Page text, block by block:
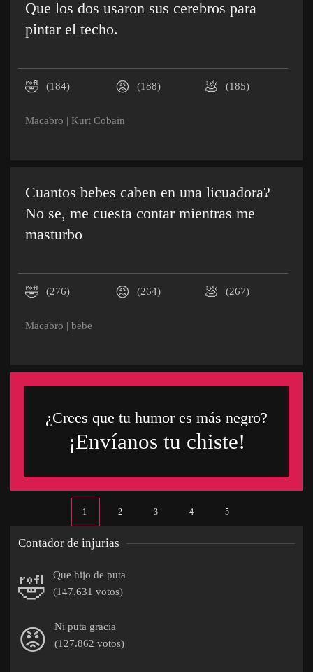
Que los dos usaron sus cerebros para
pintar el techo.
🤣 (184) 😡 (188) 💩 (185)
Macabro | Kurt Cobain
Cuantos bebes caben en una licuadora?
No se, me cuesta contar mientras me
masturbo
🤣 (276) 😡 (264) 💩 (267)
Macabro | bebe
¿Crees que tu humor es más negro?
¡Envíanos tu chiste!
1 2 3 4 5
Contador de injurias
🤣
Que hijo de puta
(147.631 votos)
😡
Ni puta gracia
(127.862 votos)